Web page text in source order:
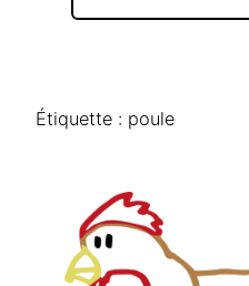
Étiquette : poule